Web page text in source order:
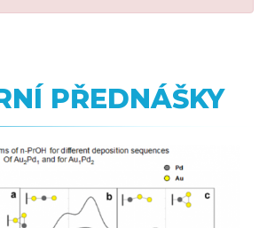
PŘEDNÁŠKY